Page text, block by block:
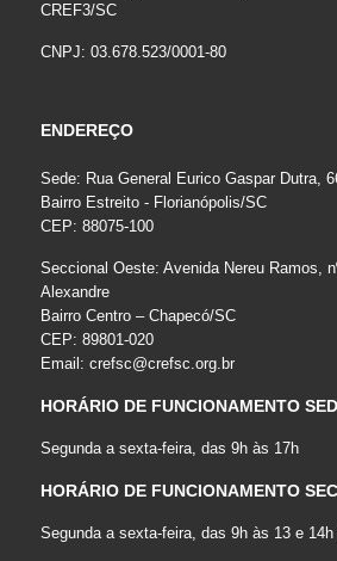
CREF3/SC
CNPJ: 03.678.523/0001-80
ENDEREÇO
Sede: Rua General Eurico Gaspar Dutra,
Bairro Estreito - Florianópolis/SC
CEP: 88075-100
Seccional Oeste: Avenida Nereu Ramos,
Alexandre
Bairro Centro – Chapecó/SC
CEP: 89801-020
Email: crefsc@crefsc.org.br
HORÁRIO DE FUNCIONAMENTO
Segunda a sexta-feira, das 9h às 17h
HORÁRIO DE FUNCIONAMENTO
Segunda a sexta-feira, das 9h às 13 e 14h